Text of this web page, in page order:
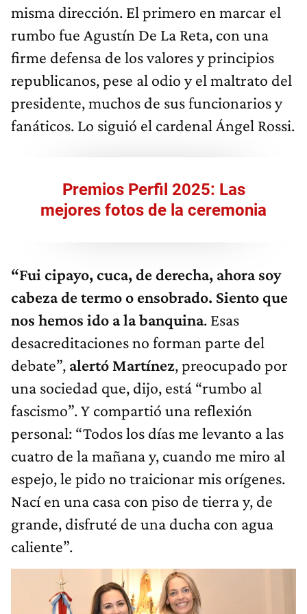
misma dirección. El primero en marcar el
rumbo fue Agustín De La Reta, con una
firme defensa de los valores y principios
republicanos, pese al odio y el maltrato del
presidente, muchos de sus funcionarios y
fanáticos. Lo siguió el cardenal Ángel Rossi.
Premios Perfil 2025: Las
mejores fotos de la ceremonia
“Fui cipayo, cuca, de derecha, ahora soy
cabeza de termo o ensobrado. Siento que
nos hemos ido a la banquina. Esas
desacreditaciones no forman parte del
debate”, alertó Martínez, preocupado por
una sociedad que, dijo, está “rumbo al
fascismo”. Y compartió una reflexión
personal: “Todos los días me levanto a las
cuatro de la mañana y, cuando me miro al
espejo, le pido no traicionar mis orígenes.
Nací en una casa con piso de tierra y, de
grande, disfruté de una ducha con agua
caliente”.